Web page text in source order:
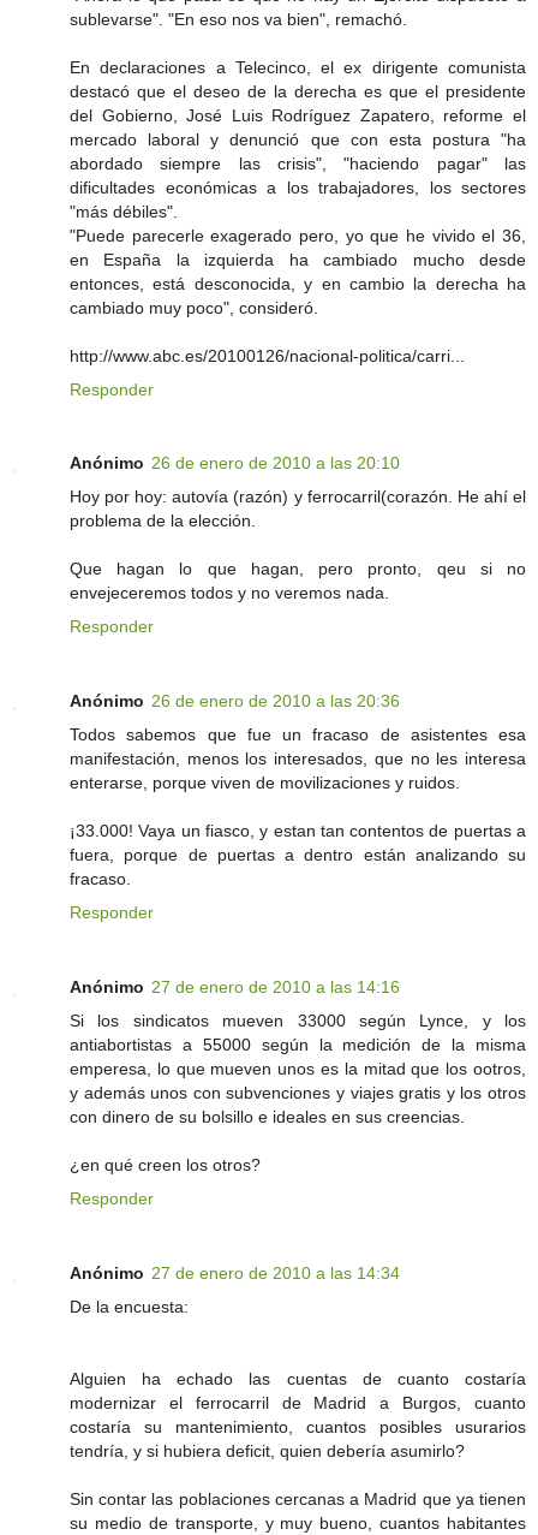
sublevarse". "En eso nos va bien", remachó.
En declaraciones a Telecinco, el ex dirigente comunista
destacó que el deseo de la derecha es que el presidente
del Gobierno, José Luis Rodríguez Zapatero, reforme el
mercado laboral y denunció que con esta postura "ha
abordado siempre las crisis", "haciendo pagar" las
dificultades económicas a los trabajadores, los sectores
"más débiles".
"Puede parecerle exagerado pero, yo que he vivido el 36,
en España la izquierda ha cambiado mucho desde
entonces, está desconocida, y en cambio la derecha ha
cambiado muy poco", consideró.
http://www.abc.es/20100126/nacional-politica/carri...
Responder
Anónimo 26 de enero de 2010 a las 20:10
Hoy por hoy: autovía (razón) y ferrocarril(corazón. He ahí el
problema de la elección.
Que hagan lo que hagan, pero pronto, qeu si no
envejeceremos todos y no veremos nada.
Responder
Anónimo 26 de enero de 2010 a las 20:36
Todos sabemos que fue un fracaso de asistentes esa
manifestación, menos los interesados, que no les interesa
enterarse, porque viven de movilizaciones y ruidos.
¡33.000! Vaya un fiasco, y estan tan contentos de puertas a
fuera, porque de puertas a dentro están analizando su
fracaso.
Responder
Anónimo 27 de enero de 2010 a las 14:16
Si los sindicatos mueven 33000 según Lynce, y los
antiabortistas a 55000 según la medición de la misma
emperesa, lo que mueven unos es la mitad que los ootros,
y además unos con subvenciones y viajes gratis y los otros
con dinero de su bolsillo e ideales en sus creencias.
¿en qué creen los otros?
Responder
Anónimo 27 de enero de 2010 a las 14:34
De la encuesta:
Alguien ha echado las cuentas de cuanto costaría
modernizar el ferrocarril de Madrid a Burgos, cuanto
costaría su mantenimiento, cuantos posibles usurarios
tendría, y si hubiera deficit, quien debería asumirlo?
Sin contar las poblaciones cercanas a Madrid que ya tienen
su medio de transporte, y muy bueno, cuantos habitantes